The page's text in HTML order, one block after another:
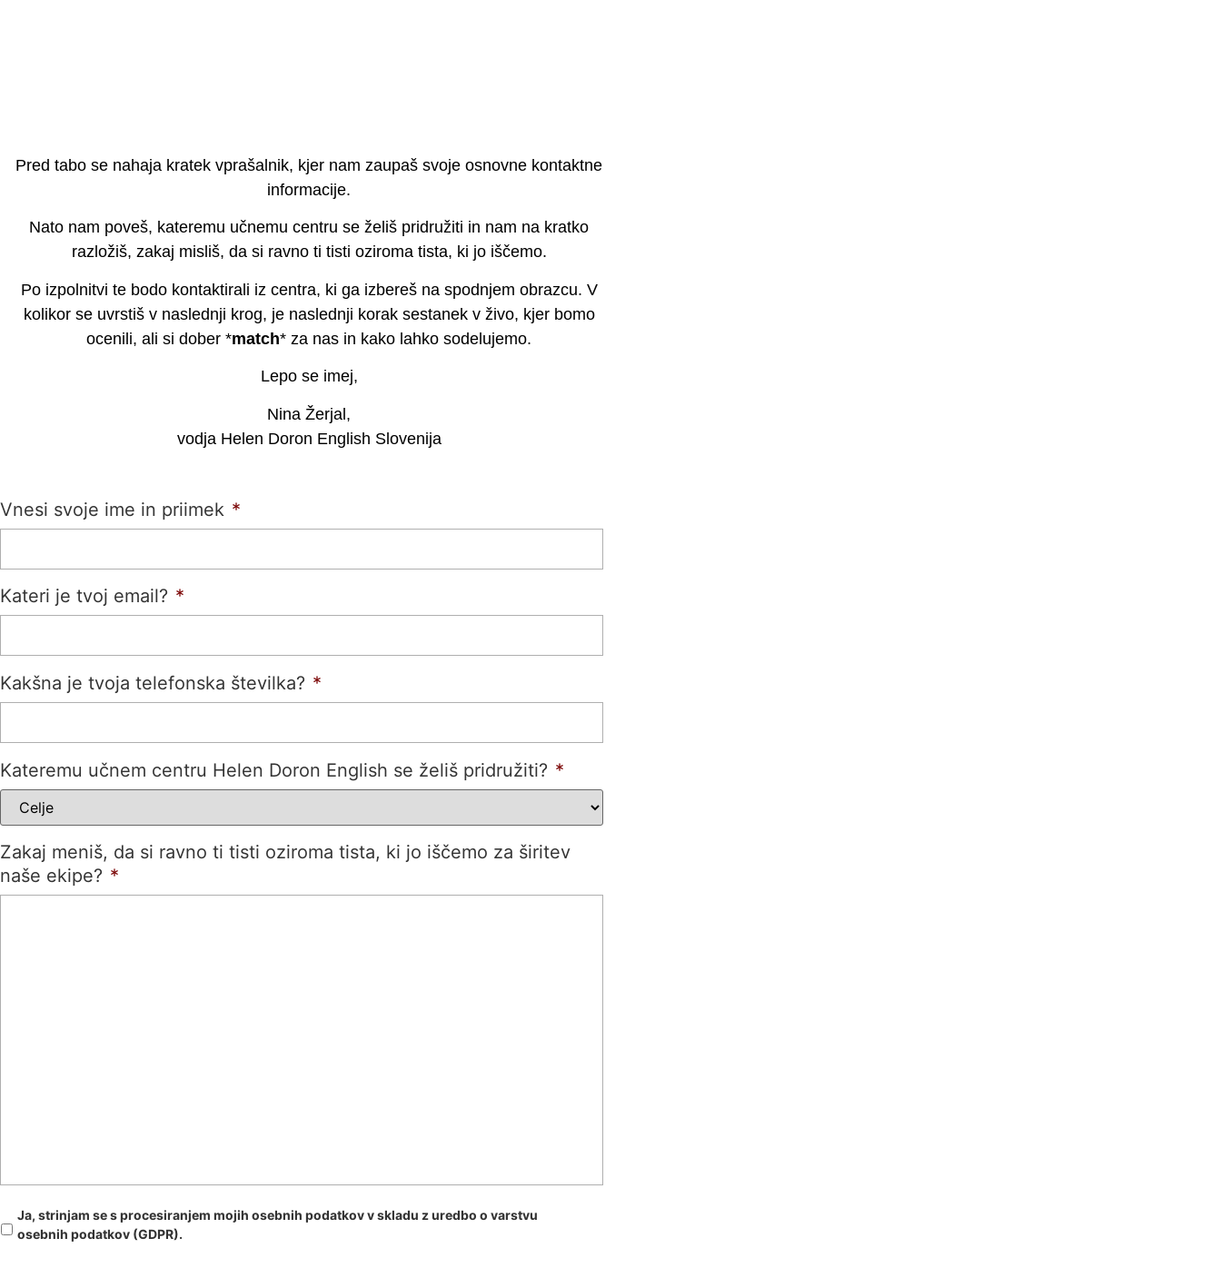
Pred tabo se nahaja kratek vprašalnik, kjer nam zaupaš svoje osnovne kontaktne
informacije.
Nato nam poveš, kateremu učnemu centru se želiš pridružiti in nam na kratko
razložiš, zakaj misliš, da si ravno ti tisti oziroma tista, ki jo iščemo.
Po izpolnitvi te bodo kontaktirali iz centra, ki ga izbereš na spodnjem obrazcu. V
kolikor se uvrstiš v naslednji krog, je naslednji korak sestanek v živo, kjer bomo
ocenili, ali si dober *match* za nas in kako lahko sodelujemo.
Lepo se imej,
Nina Žerjal,
vodja Helen Doron English Slovenija
Vnesi svoje ime in priimek *
Kateri je tvoj email? *
Kakšna je tvoja telefonska številka? *
Kateremu učnem centru Helen Doron English se želiš pridružiti? *
Zakaj meniš, da si ravno ti tisti oziroma tista, ki jo iščemo za širitev
naše ekipe? *
Ja, strinjam se s procesiranjem mojih osebnih podatkov v skladu z uredbo o varstvu
osebnih podatkov (GDPR).